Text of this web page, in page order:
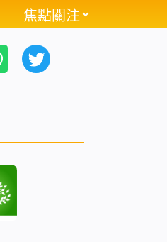
焦點關注